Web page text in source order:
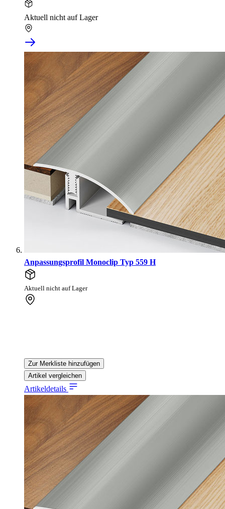
Aktuell nicht auf Lager
Anpassungsprofil Monoclip Typ 559 H
Aktuell nicht auf Lager
Zur Merkliste hinzufügen
Artikel vergleichen
Artikeldetails